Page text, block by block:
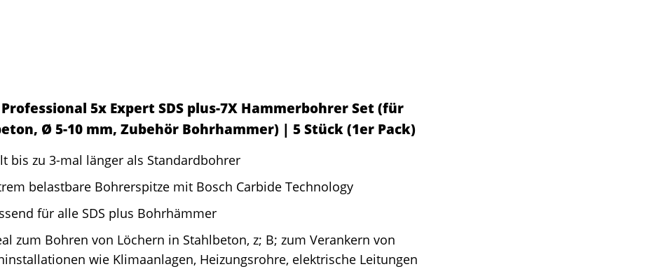
5x Expert SDS plus-7X Hammerbohrer Set (für
Ø 5-10 mm, Zubehör Bohrhammer) | 5 Stück (1er Pack)
bis zu 3-mal länger als Standardbohrer
belastbare Bohrerspitze mit Bosch Carbide Technology
für alle SDS plus Bohrhämmer
zum Bohren von Löchern in Stahlbeton, z; B; zum Verankern von
wie Klimaanlagen, Heizungsrohre, elektrische Leitungen